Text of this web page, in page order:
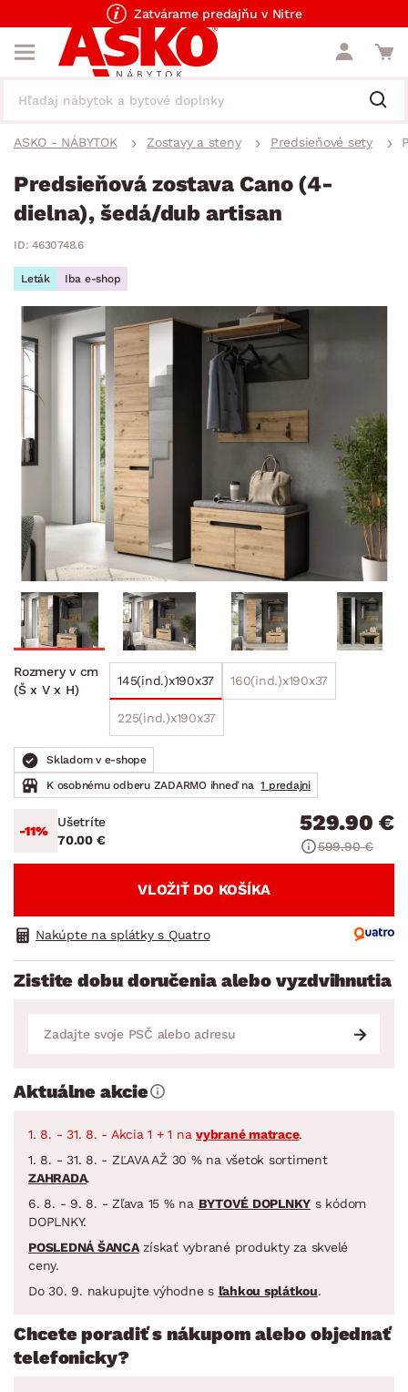
Zatvárame predajňu v Nitre
ASKO - NÁBYTOK Zostavy a steny Predsieňové sety
Predsieňová zostava Cano (4-
dielna), šedá/dub artisan
ID: 4630748.6
Leták Iba e-shop
Rozmery v cm
(Š x V x H)
145(ind.)x190x37 160(ind.)x190x37
225(ind.)x190x37
Skladom v e-shope
K osobnému odberu ZADARMO ihneď na 1 predajni
-11%
Ušetríte
70.00 €
529.90 €
599.90 €
VLOŽIŤ DO KOŠÍKA
Nakúpte na splátky s Quatro
Zistite dobu doručenia alebo vyzdvihnutia
Aktuálne akcie
1. 8. - 31. 8. - Akcia 1 + 1 na vybrané matrace.
1. 8. - 31. 8. - ZĽAVA AŽ 30 % na všetok sortiment
ZAHRADA.
6. 8. - 9. 8. - Zľava 15 % na BYTOVÉ DOPLNKY s kódom
DOPLNKY.
POSLEDNÁ ŠANCAzískať vybrané produkty za skvelé
ceny.
Do 30. 9. nakupujte výhodne s ľahkou splátkou.
Chcete poradiť s nákupom alebo objednať
telefonicky?